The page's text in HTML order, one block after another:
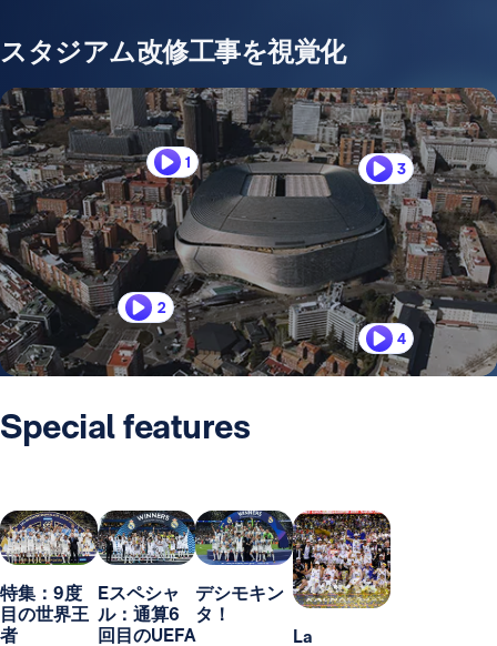
スタジアム改修工事を視覚化
1
2
3
4
Special features
特集：9度
目の世界王
者
Eスペシャ
ル：通算6
回目のUEFA
デシモキン
タ！
La